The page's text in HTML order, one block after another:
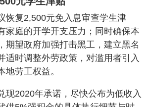
恢复2,500元免入息审查学生津
家庭的开学开支压力；同时确保本
期望政府加强打击黑工，建立黑名
适时调整外劳政策，对滥用者引入
地劳工权益。
现2020年承诺，尽快公布为低收入